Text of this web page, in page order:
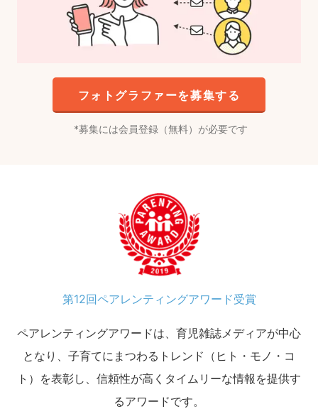
フォトグラファーを募集する
募集には会員登録（無料）が必要です
第12回ペアレンティングアワード受賞
ペアレンティングアワードは、育児雑誌メディアが中心
となり、子育てにまつわるトレンド（ヒト・モノ・コ
ト）を表彰し、信頼性が高くタイムリーな情報を提供す
るアワードです。